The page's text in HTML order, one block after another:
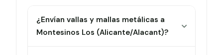
¿Envían vallas y mallas metálicas a
Montesinos Los (Alicante/Alacant)?